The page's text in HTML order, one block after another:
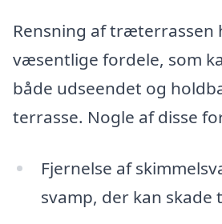
Rensning af træterrassen
væsentlige fordele, som
både udseendet og
terrasse. Nogle af disse
Fjernelse af
svamp, der kan